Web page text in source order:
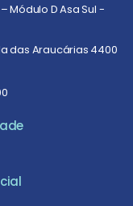
Módulo D Asa Sul -
das Araucárias 4400